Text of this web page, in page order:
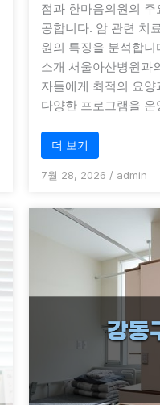
점과 한마음의원의
공합니다. 암 관련 치
원의 특징을 분석합
소개 서울아산병원과
자들에게 최적의 요
다양한 프로그램을
더 보기
7월 28, 2026 / admin